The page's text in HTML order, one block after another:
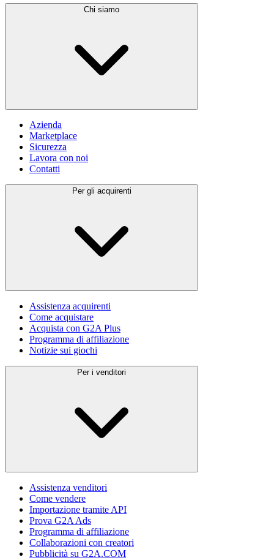
Chi siamo
Azienda
Marketplace
Sicurezza
Lavora con noi
Contatti
Per gli acquirenti
Assistenza acquirenti
Come acquistare
Acquista con G2A Plus
Programma di affiliazione
Notizie sui giochi
Per i venditori
Assistenza venditori
Come vendere
Importazione tramite API
Prova G2A Ads
Programma di affiliazione
Collaborazioni con creatori
Pubblicità su G2A.COM